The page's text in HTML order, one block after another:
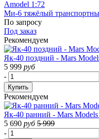
Ми-6 тяжёлый
По запросу
Под заказ
Рекомендуем
Як-40 поздний - Mars
5 999 руб
-
Купить
Рекомендуем
Як-40 ранний - Mars Models
5 690 руб 5 999
-